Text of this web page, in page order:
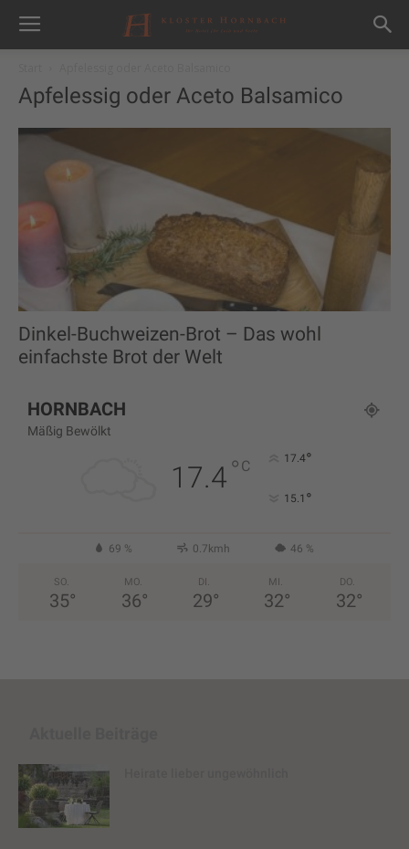
Apfelessig oder Aceto Balsamico
Dinkel-Buchweizen-Brot – Das wohl
einfachste Brot der Welt
HORNBACH
Mäßig Bewölkt
17.4° C 17.4°
15.1 °
69 % 0.7kmh 46 %
SO.
35°
MO.
36°
DI.
29°
MI.
32°
DO.
32°